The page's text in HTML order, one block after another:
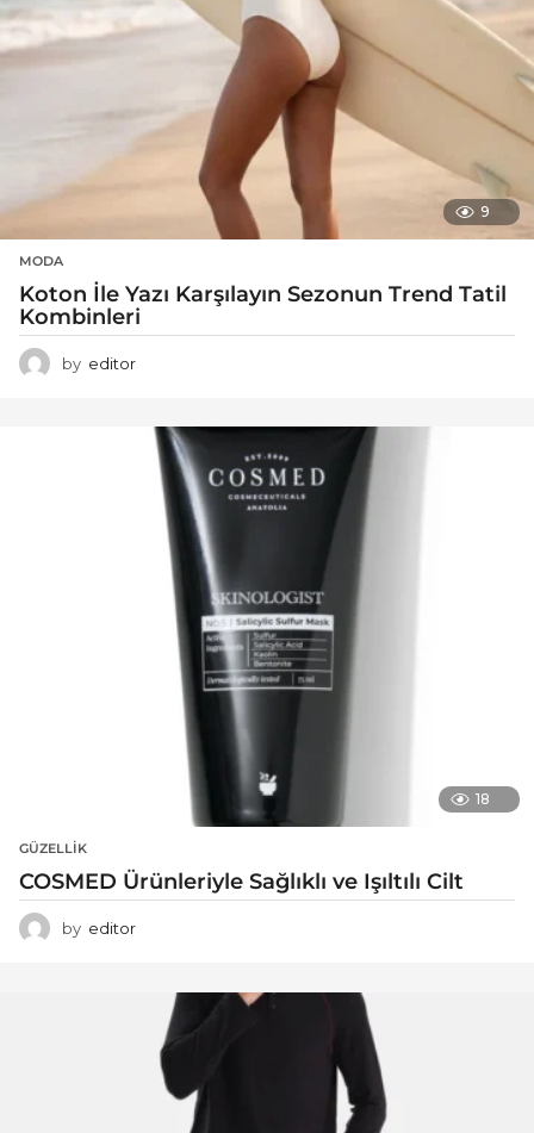
9
MODA
Koton İle Yazı Karşılayın Sezonun Trend Tatil
Kombinleri
by editor
18
GÜZELLIK
COSMED Ürünleriyle Sağlıklı ve Işıltılı Cilt
by editor